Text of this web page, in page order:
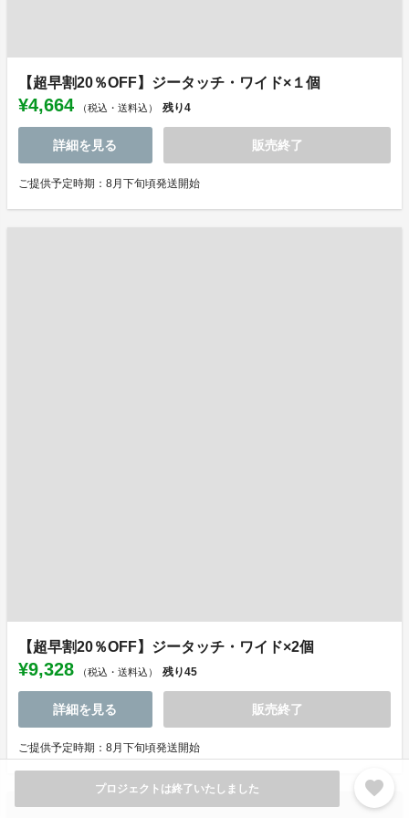
プロジェクトは終了いたしました favorite
【超早割20％OFF】ジータッチ・ワイド×１個
¥4,664 （税込・送料込） 残り4
詳細を見る 販売終了
ご提供予定時期：8月下旬頃発送開始
【超早割20％OFF】ジータッチ・ワイド×2個
¥9,328 （税込・送料込） 残り45
詳細を見る 販売終了
ご提供予定時期：8月下旬頃発送開始